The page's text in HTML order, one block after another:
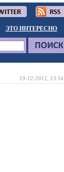
ЭТО ИНТЕРЕСНО
19-12-2012, 13:34